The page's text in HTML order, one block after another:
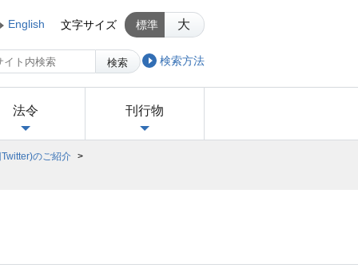
文字サイズ 標準 大
English
検索 検索方法
法令 刊行物
のご紹介 >